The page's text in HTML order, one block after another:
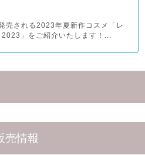
売される2023年夏新作コスメ「レ
」をご紹介いたします！...
売情報